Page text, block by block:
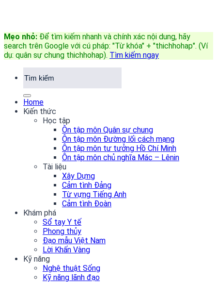
Mẹo nhỏ: Để tìm kiếm nhanh và chính xác nội dung, hãy
search trên Google với cú pháp: "Từ khóa" + "thichhohap". (Ví
dụ: quân sự chung thichhohap). Tìm kiếm ngay
Home
Kiến thức
Học tập
Ôn tập môn Quân sự chung
Ôn tập môn Đường lối cách mạng
Ôn tập môn tư tưởng Hồ Chí Minh
Ôn tập môn chủ nghĩa Mác – Lênin
Tài liệu
Xây Dựng
Cảm tình Đảng
Từ vựng Tiếng Anh
Cảm tình Đoàn
Khám phá
Sổ tay Y tế
Phong thủy
Đạo mẫu Việt Nam
Lời Khấn Vàng
Kỹ năng
Nghệ thuật Sống
Kỹ năng lãnh đạo